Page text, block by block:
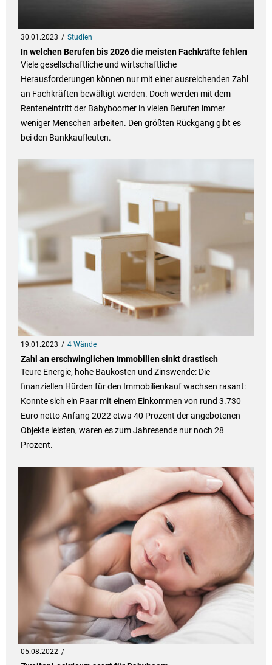
30.01.2023 Studien
In welchen Berufen bis 2026 die meisten Fachkräfte fehlen
Viele gesellschaftliche und wirtschaftliche
Herausforderungen können nur mit einer ausreichenden Zahl
an Fachkräften bewältigt werden. Doch werden mit dem
Renteneintritt der Babyboomer in vielen Berufen immer
weniger Menschen arbeiten. Den größten Rückgang gibt es
bei den Bankkaufleuten.
19.01.2023 4 Wände
Zahl an erschwinglichen Immobilien sinkt drastisch
Teure Energie, hohe Baukosten und Zinswende: Die
finanziellen Hürden für den Immobilienkauf wachsen rasant:
Konnte sich ein Paar mit einem Einkommen von rund 3.730
Euro netto Anfang 2022 etwa 40 Prozent der angebotenen
Objekte leisten, waren es zum Jahresende nur noch 28
Prozent.
05.08.2022